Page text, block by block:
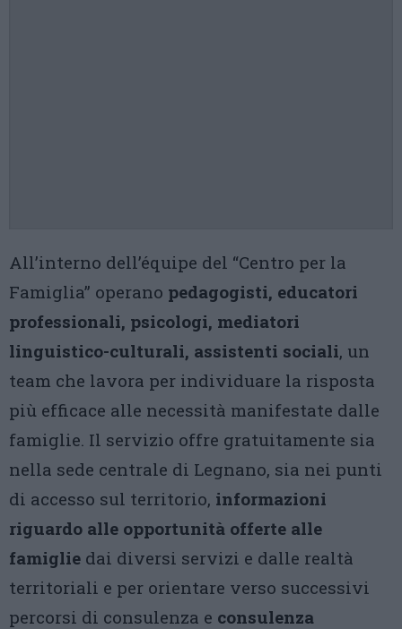
All’interno dell’équipe del “Centro per la
Famiglia” operano pedagogisti, educatori
professionali, psicologi, mediatori
linguistico-culturali, assistenti sociali, un
team che lavora per individuare la risposta
più efficace alle necessità manifestate dalle
famiglie. Il servizio offre gratuitamente sia
nella sede centrale di Legnano, sia nei punti
di accesso sul territorio, informazioni
riguardo alle opportunità offerte alle
famiglie dai diversi servizi e dalle realtà
territoriali e per orientare verso successivi
percorsi di consulenza e consulenza